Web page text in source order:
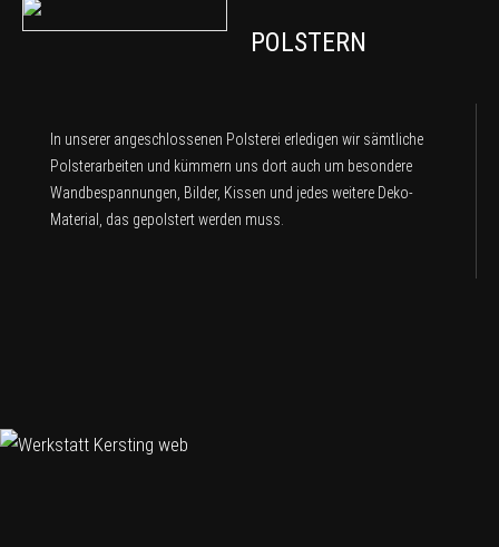
POLSTERN
In unserer angeschlossenen Polsterei erledigen wir sämtliche
Polsterarbeiten und kümmern uns dort auch um besondere
Wandbespannungen, Bilder, Kissen und jedes weitere Deko-
Material, das gepolstert werden muss.